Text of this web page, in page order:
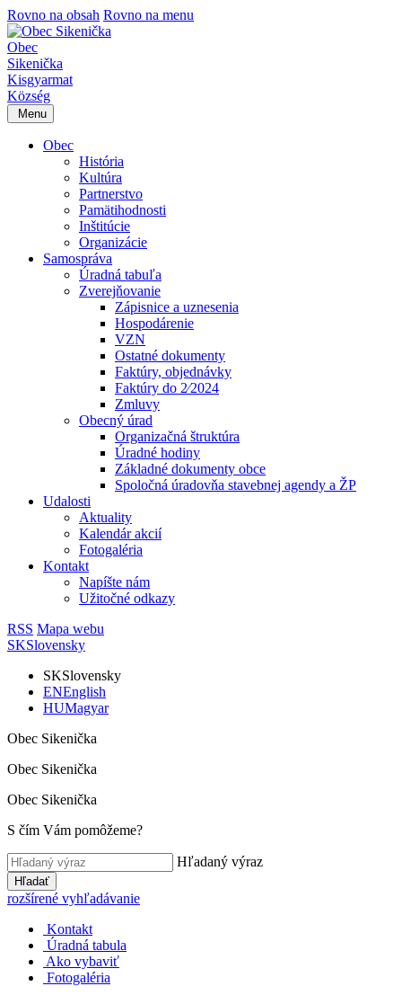
Rovno na obsah Rovno na menu
Obec
Sikenička
Kisgyarmat
Község
Menu
Obec
História
Kultúra
Partnerstvo
Pamätihodnosti
Inštitúcie
Organizácie
Samospráva
Úradná tabuľa
Zverejňovanie
Zápisnice a uznesenia
Hospodárenie
VZN
Ostatné dokumenty
Faktúry, objednávky
Faktúry do 2⁄2024
Zmluvy
Obecný úrad
Organizačná štruktúra
Úradné hodiny
Základné dokumenty obce
Spoločná úradovňa stavebnej agendy a ŽP
Udalosti
Aktuality
Kalendár akcií
Fotogaléria
Kontakt
Napíšte nám
Užitočné odkazy
RSS Mapa webu
SKSlovensky
SKSlovensky
ENEnglish
HUMagyar
Obec Sikenička
Obec Sikenička
Obec Sikenička
S čím Vám pomôžeme?
Hľadaný výraz
Hľadať
rozšírené vyhľadávanie
Kontakt
Úradná tabula
Ako vybaviť
Fotogaléria